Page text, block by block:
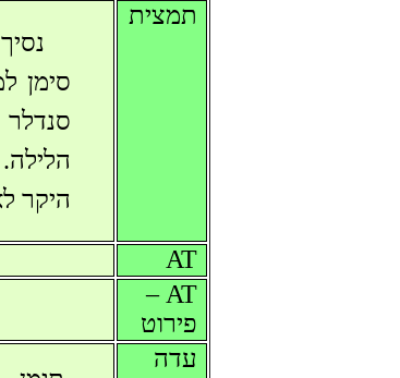
סימן
היקר
תמצית
AT
AT –
פירוט
עדה